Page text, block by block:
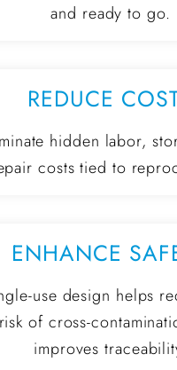
and ready to go.
REDUCE
hidden labor,
costs tied to
ENHANCE
use design helps
risk of cross-
improves